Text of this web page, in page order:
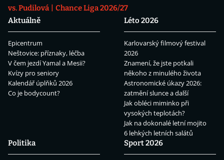
vs. Pudilová
Chance Liga 2026/27
Aktuálně
Epicentrum
Neštovice: příznaky, léčba
V čem jezdí Yamal a Mesii?
Kvízy pro seniory
Kalendář úplňků 2026
Co je bodycount?
Léto 2026
Karlovarský filmový festival
2026
Znamení, že jste potkali
někoho z minulého života
Astronomické úkazy 2026:
zatmění slunce a další
Jak obléci miminko při
vysokých teplotách?
Jak na dokonalé letní mojito
6 lehkých letních salátů
Politika
Sport 2026